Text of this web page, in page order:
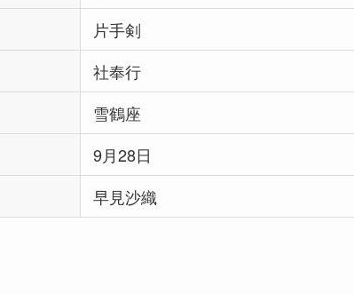
片手剣
社奉行
雪鶴座
9月28日
早見沙織